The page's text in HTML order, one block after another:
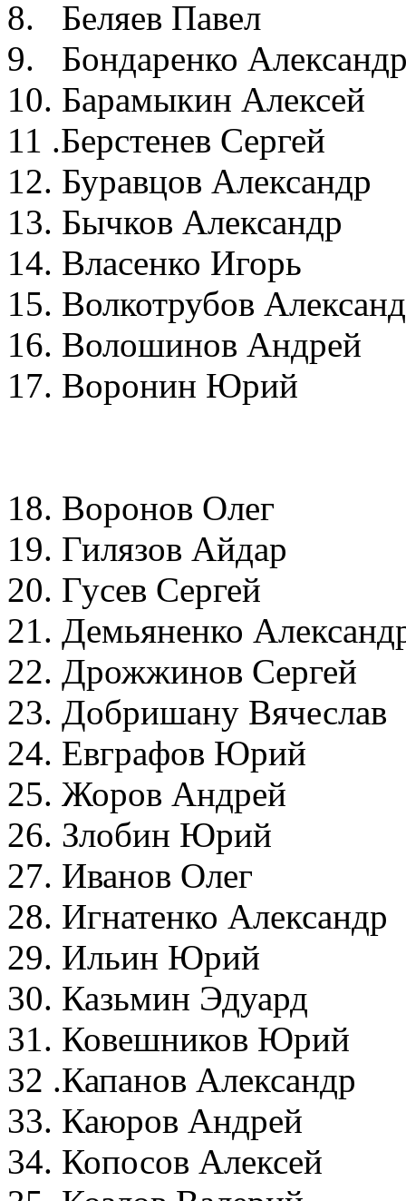
8. Беляев Павел
9. Бондаренко
10. Барамыкин
11 .Берстенев
12. Буравцов
13. Бычков
14. Власенко
15. Волкотрубов
16. Волошинов
17.
18. Воронов
19. Гилязов
20. Гусев
21. Демьяненко
22. Дрожжинов
23. Добришану
24. Евграфов
25. Жоров
26. Злобин
27. Иванов
28. Игнатенко
29. Ильин Юрий
30. Казьмин
31. Ковешников
32 .Капанов
33. Каюров
34. Копосов